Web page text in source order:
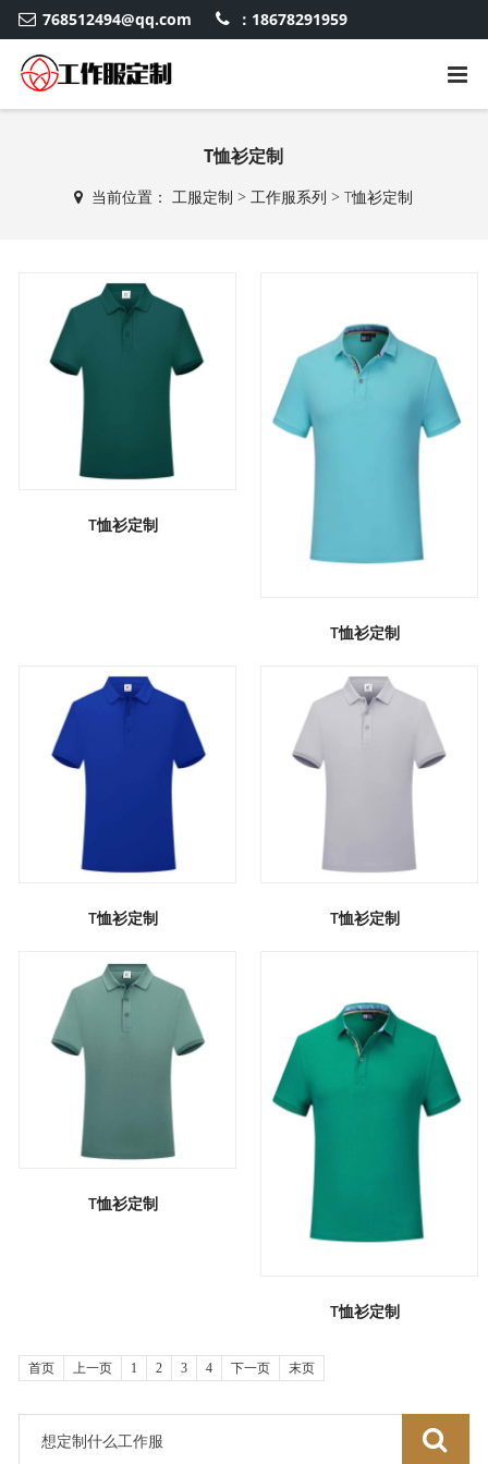
768512494@qq.com ：18678291959
T恤衫定制
当前位置：工服定制 >工作服系列 >T恤衫定制
T恤衫定制
T恤衫定制
T恤衫定制 T恤衫定制
T恤衫定制
T恤衫定制
首页 上一页 1 2 3 4 下一页 末页